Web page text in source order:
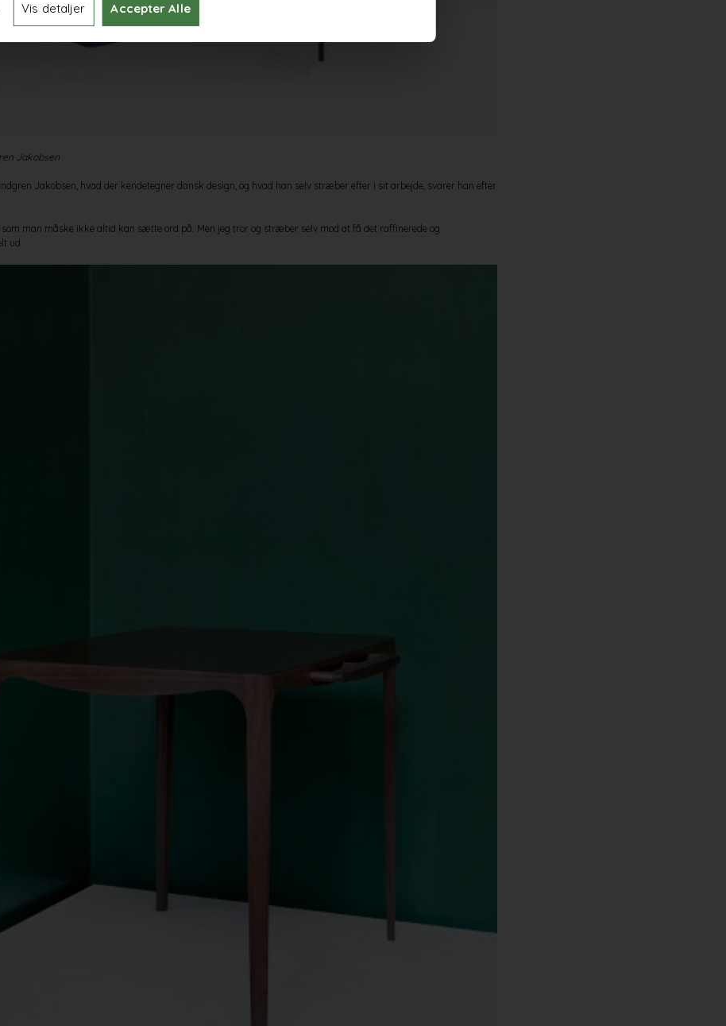
Jakobsen
Jakobsen, hvad der kendetegner dansk design, og hvad han selv stræber efter i sit arbejde, svarer han efter
som man måske ikke altid kan sætte ord på. Men jeg tror og stræber selv mod at få det raffinerede og
ud.
Vis detaljer Accepter Alle